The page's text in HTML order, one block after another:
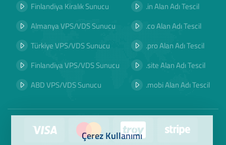
Finlandiya Kiralık Sunucu
Almanya VPS/VDS Sunucu
Türkiye VPS/VDS Sunucu
Finlandiya VPS/VDS Sunucu
ABD VPS/VDS Sunucu
.in Alan Adı Tescil
.co Alan Adı Tescil
.pro Alan Adı Tescil
.site Alan Adı Tescil
.mobi Alan Adı Tescil
Çerez Kullanımı